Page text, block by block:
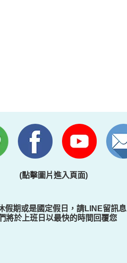
(點擊圖片進入頁面)
假期或是國定假日，請LINE留訊息
將於上班日以最快的時間回覆您